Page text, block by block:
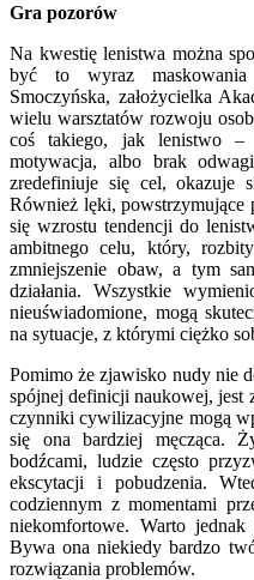
Gra pozorów
Na kwestię lenistwa można
być to wyraz maskowania
Smoczyńska, założycielka
wielu warsztatów rozwoju
coś takiego, jak lenistwo –
motywacja, albo brak
zredefiniuje się cel, okazuje
Również lęki, powstrzymujące
się wzrostu tendencji do
ambitnego celu, który,
zmniejszenie obaw, a tym
działania. Wszystkie
nieuświadomione, mogą
na sytuacje, z którymi ciężko
Pomimo że zjawisko nudy nie
spójnej definicji naukowej, jest
czynniki cywilizacyjne mogą
się ona bardziej męcząca.
bodźcami, ludzie często
ekscytacji i pobudzenia.
codziennym z momentami
niekomfortowe. Warto
Bywa ona niekiedy bardzo
rozwiązania problemów.